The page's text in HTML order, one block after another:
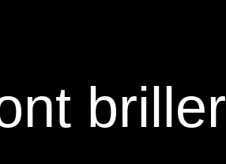
briller